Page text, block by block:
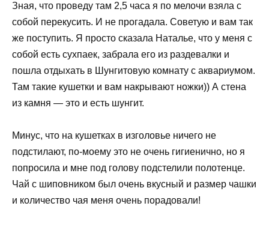
Зная, что проведу там 2,5 часа я по мелочи взяла с
собой перекусить. И не прогадала. Советую и вам так
же поступить. Я просто сказала Наталье, что у меня с
собой есть сухпаек, забрала его из раздевалки и
пошла отдыхать в Шунгитовую комнату с аквариумом.
Там такие кушетки и вам накрывают ножки)) А стена
из камня — это и есть шунгит.
Минус, что на кушетках в изголовье ничего не
подстилают, по-моему это не очень гигиенично, но я
попросила и мне под голову подстелили полотенце.
Чай с шиповником был очень вкусный и размер чашки
и количество чая меня очень порадовали!